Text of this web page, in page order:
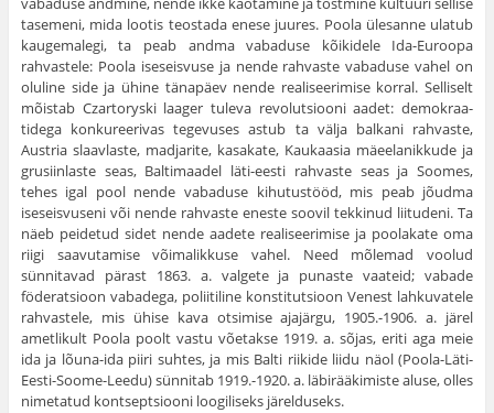
tasemeni, mida lootis teostada enese juures. Poola ülesanne ulatub
kaugemalegi, ta peab andma vabaduse kõikidele Ida-Euroopa
rahvastele: Poola iseseisvuse ja nende rahvaste vabaduse vahel on
oluline side ja ühine tänapäev nende realiseerimise korral. Selliselt
mõistab Czartoryski laager tuleva revolutsiooni aadet: demokraa­
tidega konkureerivas tegevuses astub ta välja balkani rahvaste,
Austria slaavlaste, madjarite, kasakate, Kau­kaasia mäeelanikkude ja
grusiinlaste seas, Baltimaadel läti-eesti rahvaste seas ja Soomes,
tehes igal pool nende vabaduse kihutustööd, mis peab jõudma
iseseisvuseni või nende rahvaste eneste soovil tekkinud liitudeni. Ta
näeb peidetud sidet nende aadete realiseerimise ja poolakate oma
riigi saavutamise võimalikkuse vahel. Need mõle­mad voolud
sünnitavad pärast 1863. a. valgete ja punaste vaateid; vabade
föderatsioon vabadega, poliitiline kons­titutsioon Venest lahkuvatele
rahvastele, mis ühise kava otsimise ajajärgu, 1905.-1906. a. järel
ametlikult Poola poolt vastu võetakse 1919. a. sõjas, eriti aga meie
ida ja lõuna-ida piiri suhtes, ja mis Balti riikide liidu näol (Poola-Läti-
Eesti-Soome-Leedu) sünnitab 1919.-1920. a. läbirääkimiste aluse, olles
nimetatud kontseptsiooni loo­giliseks järelduseks.